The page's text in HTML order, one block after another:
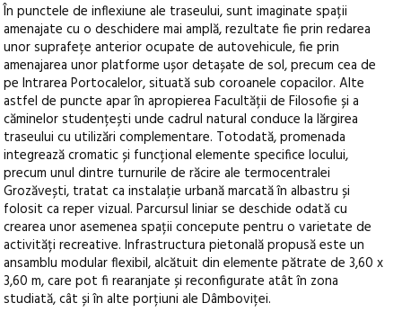
În punctele de inflexiune ale traseului, sunt imaginate spații
amenajate cu o deschidere mai amplă, rezultate fie prin redarea
unor suprafețe anterior ocupate de autovehicule, fie prin
amenajarea unor platforme ușor detașate de sol, precum cea de
pe Intrarea Portocalelor, situată sub coroanele copacilor. Alte
astfel de puncte apar în apropierea Facultății de Filosofie și a
căminelor studențești unde cadrul natural conduce la lărgirea
traseului cu utilizări complementare. Totodată, promenada
integrează cromatic și funcțional elemente specifice locului,
precum unul dintre turnurile de răcire ale termocentralei
Grozăvești, tratat ca instalație urbană marcată în albastru și
folosit ca reper vizual. Parcursul liniar se deschide odată cu
crearea unor asemenea spații concepute pentru o varietate de
activități recreative. Infrastructura pietonală propusă este un
ansamblu modular flexibil, alcătuit din elemente pătrate de 3,60 x
3,60 m, care pot fi rearanjate și reconfigurate atât în zona
studiată, cât și în alte porțiuni ale Dâmboviței.